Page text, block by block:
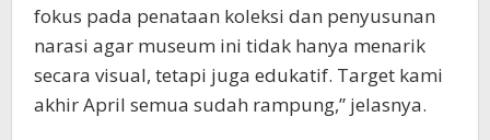
fokus pada penataan koleksi dan penyusunan
narasi agar museum ini tidak hanya menarik
secara visual, tetapi juga edukatif. Target kami
akhir April semua sudah rampung,” jelasnya.